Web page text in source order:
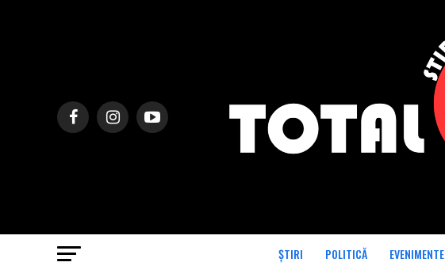
ȘTIRI POLITICĂ EVENIMENTE